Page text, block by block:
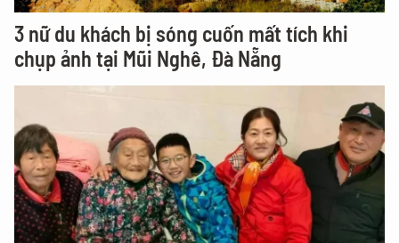
3 nữ du khách bị sóng cuốn mất tích khi
chụp ảnh tại Mũi Nghê, Đà Nẵng